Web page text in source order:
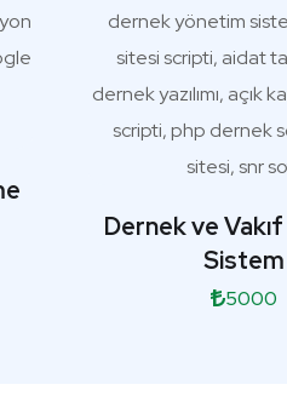
Dernek ve
Sistem
5000